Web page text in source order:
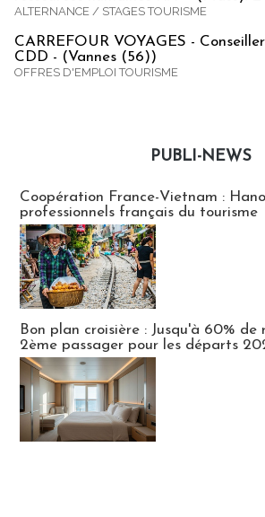
ALTERNANCE / STAGES TOURISME
CARREFOUR VOYAGES -
CDD - (Vannes (56))
OFFRES D'EMPLOI TOURISME
PUBLI-NEWS
Coopération France-Vietnam :
professionnels français du tourisme
Bon plan croisière : Jusqu'à 60% de
2ème passager pour les départs